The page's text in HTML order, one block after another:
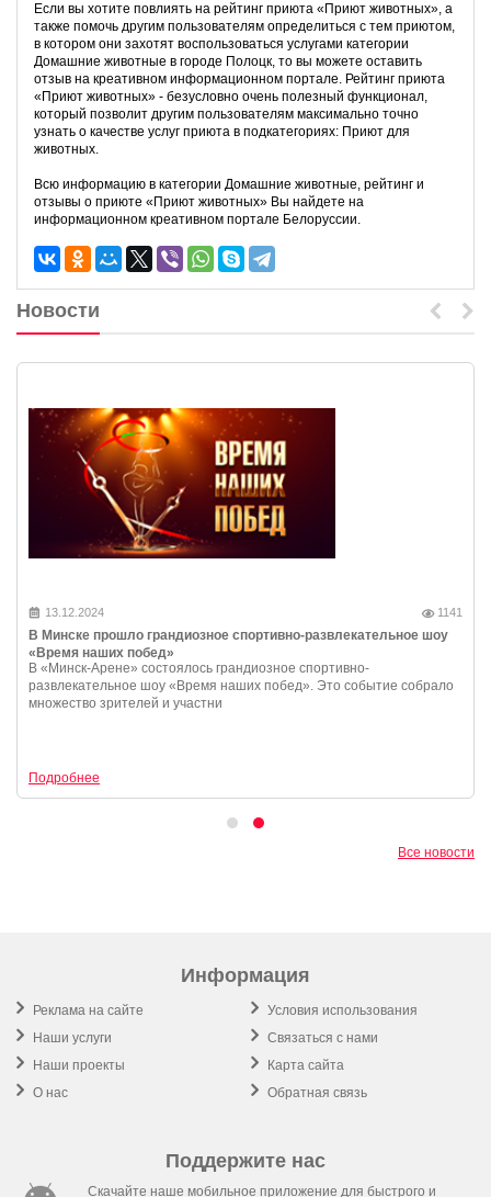
Если вы хотите повлиять на рейтинг приюта «Приют животных», а
также помочь другим пользователям определиться с тем приютом,
в котором они захотят воспользоваться услугами категории
Домашние животные в городе Полоцк, то вы можете оставить
отзыв на креативном информационном портале. Рейтинг приюта
«Приют животных» - безусловно очень полезный функционал,
который позволит другим пользователям максимально точно
узнать о качестве услуг приюта в подкатегориях: Приют для
животных.
Всю информацию в категории Домашние животные, рейтинг и
отзывы о приюте «Приют животных» Вы найдете на
информационном креативном портале Белоруссии.
Новости
13.12.2024 1141
В Минске прошло грандиозное спортивно-развлекательное шоу
«Время наших побед»
В «Минск-Арене» состоялось грандиозное спортивно-
развлекательное шоу «Время наших побед». Это событие собрало
множество зрителей и участни
Подробнее
Все новости
Информация
Реклама на сайте
Наши услуги
Наши проекты
О нас
Условия использования
Связаться с нами
Карта сайта
Обратная связь
Поддержите нас
Скачайте наше мобильное приложение для быстрого и